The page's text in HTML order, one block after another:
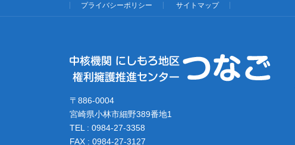
プライバシーポリシー サイトマップ
〒886-0004
宮崎県小林市細野389番地1
TEL : 0984-27-3358
FAX : 0984-27-3127